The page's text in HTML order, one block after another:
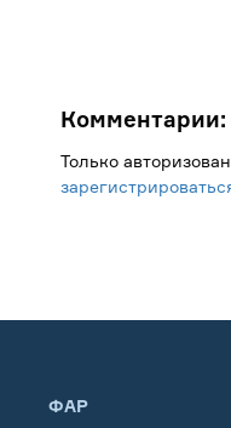
Комментарии:
Только
ФАР